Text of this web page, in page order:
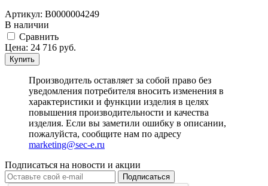
Артикул: В0000004249
В наличии
Cравнить
Цена: 24 716 руб.
Купить
Производитель оставляет за собой право без
уведомления потребителя вносить изменения в
характеристики и функции изделия в целях
повышения производительности и качества
изделия. Если вы заметили ошибку в описании,
пожалуйста, сообщите нам по адресу
marketing@sec-e.ru
Подписаться на новости и акции
Подписаться